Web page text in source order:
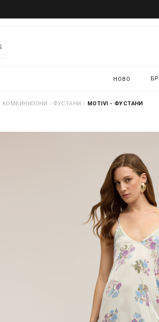
НОВО
КОМБИНИЗОНИ / ФУСТАНИ / MOTIVI - ФУСТАНИ